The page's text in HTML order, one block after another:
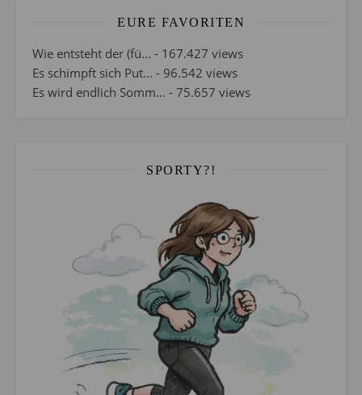
EURE FAVORITEN
Wie entsteht der (fü... - 167.427 views
Es schimpft sich Put... - 96.542 views
Es wird endlich Somm... - 75.657 views
SPORTY?!